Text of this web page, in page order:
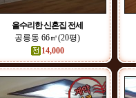
올수리한 신혼집 전세
공릉동 66㎡(20평)
14,000